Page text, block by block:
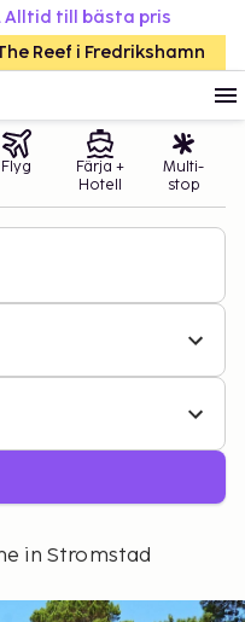
Alltid till bästa pris
Reef i Fredrikshamn
Flyg
Färja +
Hotell
Multi-
stop
in Stromstad